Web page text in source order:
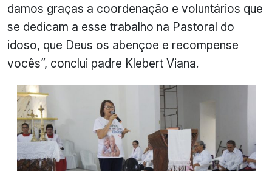
damos graças a coordenação e voluntários que
se dedicam a esse trabalho na Pastoral do
idoso, que Deus os abençoe e recompense
vocês”, conclui padre Klebert Viana.